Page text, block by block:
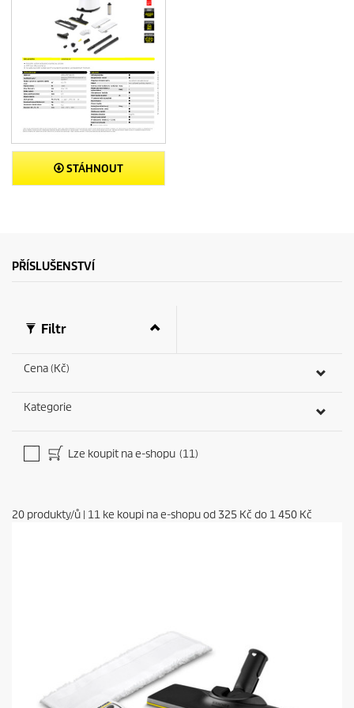
STÁHNOUT
PŘÍSLUŠENSTVÍ
Filtr
Cena (Kč)
Kategorie
Lze koupit na e-shopu (11)
20 produkty/ů | 11 ke koupi na e-shopu od 325 Kč do 1 450 Kč